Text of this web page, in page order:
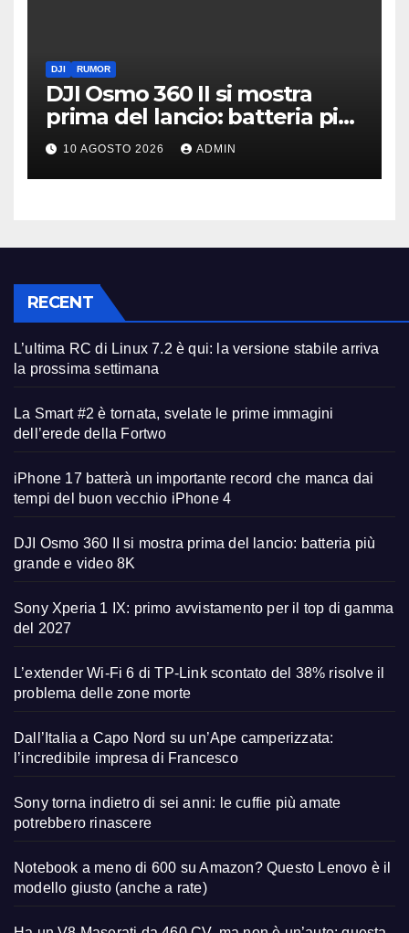
DJI RUMOR
DJI Osmo 360 II si mostra
prima del lancio: batteria più
grande e video 8K
10 AGOSTO 2026 ADMIN
RECENT
L’ultima RC di Linux 7.2 è qui: la versione stabile arriva
la prossima settimana
La Smart #2 è tornata, svelate le prime immagini
dell’erede della Fortwo
iPhone 17 batterà un importante record che manca dai
tempi del buon vecchio iPhone 4
DJI Osmo 360 II si mostra prima del lancio: batteria più
grande e video 8K
Sony Xperia 1 IX: primo avvistamento per il top di gamma
del 2027
L’extender Wi-Fi 6 di TP-Link scontato del 38% risolve il
problema delle zone morte
Dall’Italia a Capo Nord su un’Ape camperizzata:
l’incredibile impresa di Francesco
Sony torna indietro di sei anni: le cuffie più amate
potrebbero rinascere
Notebook a meno di 600 su Amazon? Questo Lenovo è il
modello giusto (anche a rate)